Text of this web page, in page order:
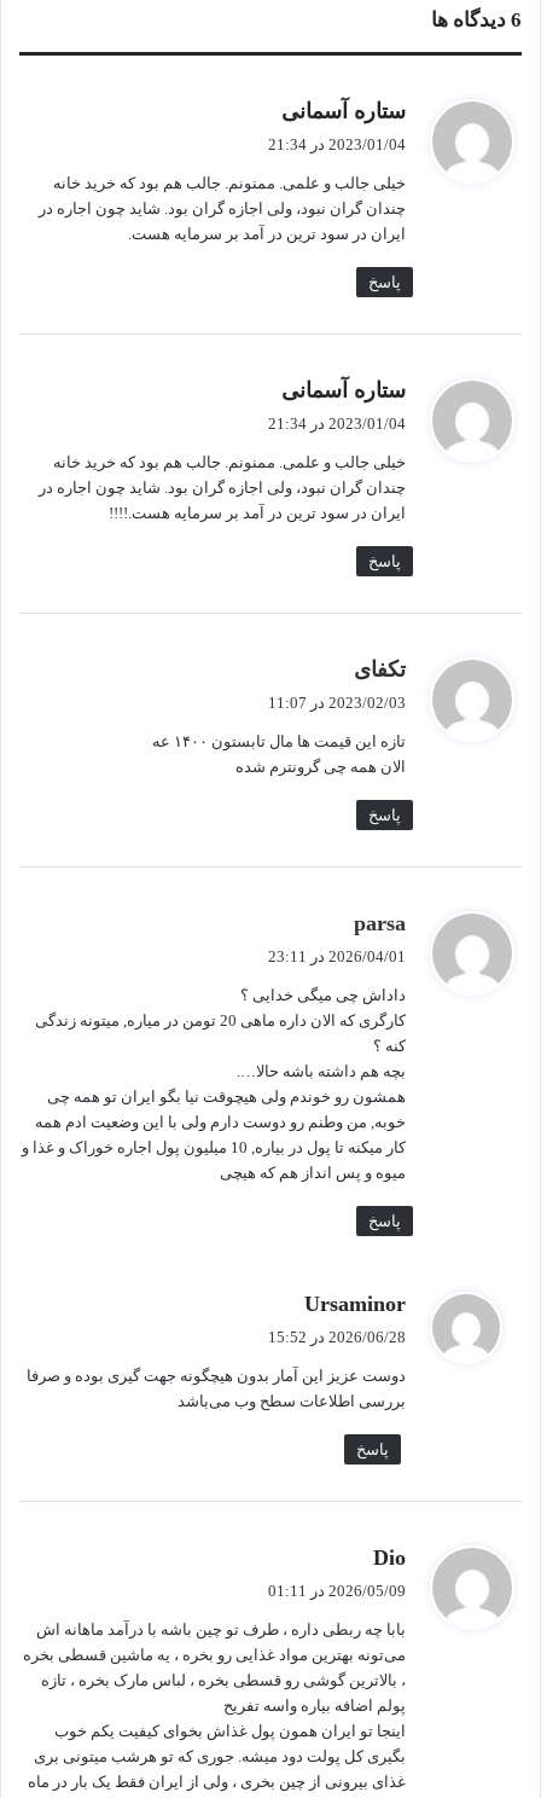
‫6 دیدگاه ها
ستاره آسمانی
:
2023/01/04 در 21:34
خیلی جالب و علمی. ممنونم. جالب هم بود که خرید خانه
چندان گران نبود، ولی اجازه گران بود. شاید چون اجاره در
ایران در سود ترین در آمد بر سرمایه هست.
پاسخ
ستاره آسمانی
:
2023/01/04 در 21:34
خیلی جالب و علمی. ممنونم. جالب هم بود که خرید خانه
چندان گران نبود، ولی اجازه گران بود. شاید چون اجاره در
ایران در سود ترین در آمد بر سرمایه هست.!!!!
پاسخ
تکفای
:
2023/02/03 در 11:07
تازه این قیمت ها مال تابستون ۱۴۰۰ عه
الان همه چی گرونترم شده
پاسخ
parsa
:
2026/04/01 در 23:11
داداش چی میگی خدایی ؟
کارگری که الان داره ماهی 20 تومن در میاره, میتونه زندگی
کنه ؟
بچه هم داشته باشه حالا….
همشون رو خوندم ولی هیچوقت نیا بگو ایران تو همه چی
خوبه, من وطنم رو دوست دارم ولی با این وضعیت ادم همه
کار میکنه تا پول در بیاره, 10 میلیون پول اجاره خوراک و غذا و
میوه و پس انداز هم که هیچی
پاسخ
Ursaminor
:
2026/06/28 در 15:52
دوست عزیز این آمار بدون هیچگونه جهت گیری بوده و صرفا
بررسی اطلاعات سطح وب می‌باشد
پاسخ
Dio
:
2026/05/09 در 01:11
بابا چه ربطی داره ، طرف تو چین باشه با درآمد ماهانه اش
می‌تونه بهترین مواد غذایی رو بخره ، یه ماشین قسطی بخره
، بالاترین گوشی رو قسطی بخره ، لباس مارک بخره ، تازه
پولم اضافه بیاره واسه تفریح
اینجا تو ایران همون پول غذاش بخوای کیفیت یکم خوب
بگیری کل پولت دود میشه. جوری که تو هرشب میتونی بری
غذای بیرونی از چین بخری ، ولی از ایران فقط یک بار در ماه